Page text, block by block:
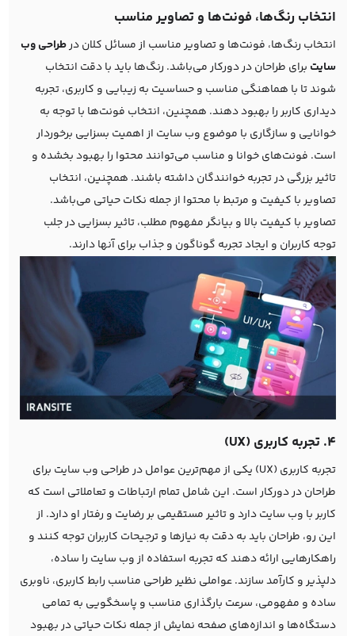
انتخاب رنگ‌ها، فونت‌ها و تصاویر مناسب
انتخاب رنگ‌ها، فونت‌ها و تصاویر مناسب از مسائل کلان درطراحی وب‌
سایت برای طراحان در دورکار می‌باشد. رنگ‌ها باید با دقت انتخاب
شوند تا با هماهنگی مناسب و حساسیت به زیبایی و کاربری، تجربه
دیداری کاربر را بهبود دهند. همچنین، انتخاب فونت‌ها با توجه به
خوانایی و سازگاری با موضوع وب سایت از اهمیت بسزایی برخوردار
است. فونت‌های خوانا و مناسب می‌توانند محتوا را بهبود بخشده و
تاثیر بزرگی در تجربه خوانندگان داشته باشند. همچنین، انتخاب
تصاویر با کیفیت و مرتبط با محتوا از جمله نکات حیاتی می‌باشد.
تصاویر با کیفیت بالا و بیانگر مفهوم مطلب، تاثیر بسزایی در جلب
توجه کاربران و ایجاد تجربه گوناگون و جذاب برای آنها دارند.
4. تجربه کاربری (UX)
تجربه کاربری (UX) یکی از مهم‌ترین عوامل در طراحی وب سایت برای
طراحان در دورکار است. این شامل تمام ارتباطات و تعاملاتی است که
کاربر با وب سایت دارد و تاثیر مستقیمی بر رضایت و رفتار او دارد. از
این رو، طراحان باید به دقت به نیازها و ترجیحات کاربران توجه کنند و
راهکارهایی ارائه دهند که تجربه استفاده از وب سایت را ساده،
دلپذیر و کارآمد سازند. عواملی نظیر طراحی مناسب رابط کاربری، ناوبری
ساده و مفهومی، سرعت بارگذاری مناسب و پاسخگویی به تمامی
دستگاه‌ها و اندازه‌های صفحه نمایش از جمله نکات حیاتی در بهبود